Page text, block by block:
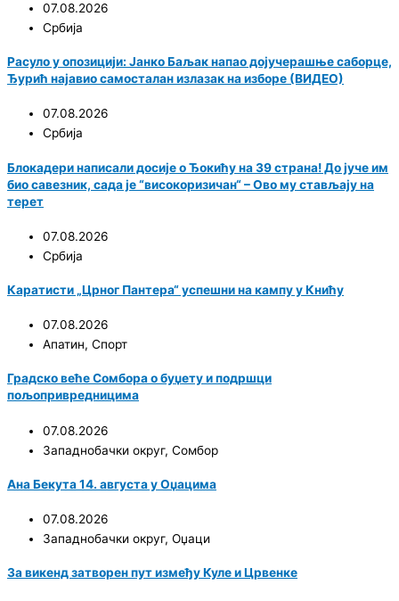
07.08.2026
Србија
Расуло у опозицији: Јанко Баљак напао дојучерашње саборце,
Ђурић најавио самосталан излазак на изборе (ВИДЕО)
07.08.2026
Србија
Блокадери написали досије о Ђокићу на 39 страна! До јуче им
био савезник, сада је “високоризичан“ – Ово му стављају на
терет
07.08.2026
Србија
Каратисти „Црног Пантера“ успешни на кампу у Книћу
07.08.2026
Апатин, Спорт
Градско веће Сомбора о буџету и подршци
пољопривредницима
07.08.2026
Западнобачки округ, Сомбор
Ана Бекута 14. августа у Оџацима
07.08.2026
Западнобачки округ, Оџаци
За викенд затворен пут између Куле и Црвенке